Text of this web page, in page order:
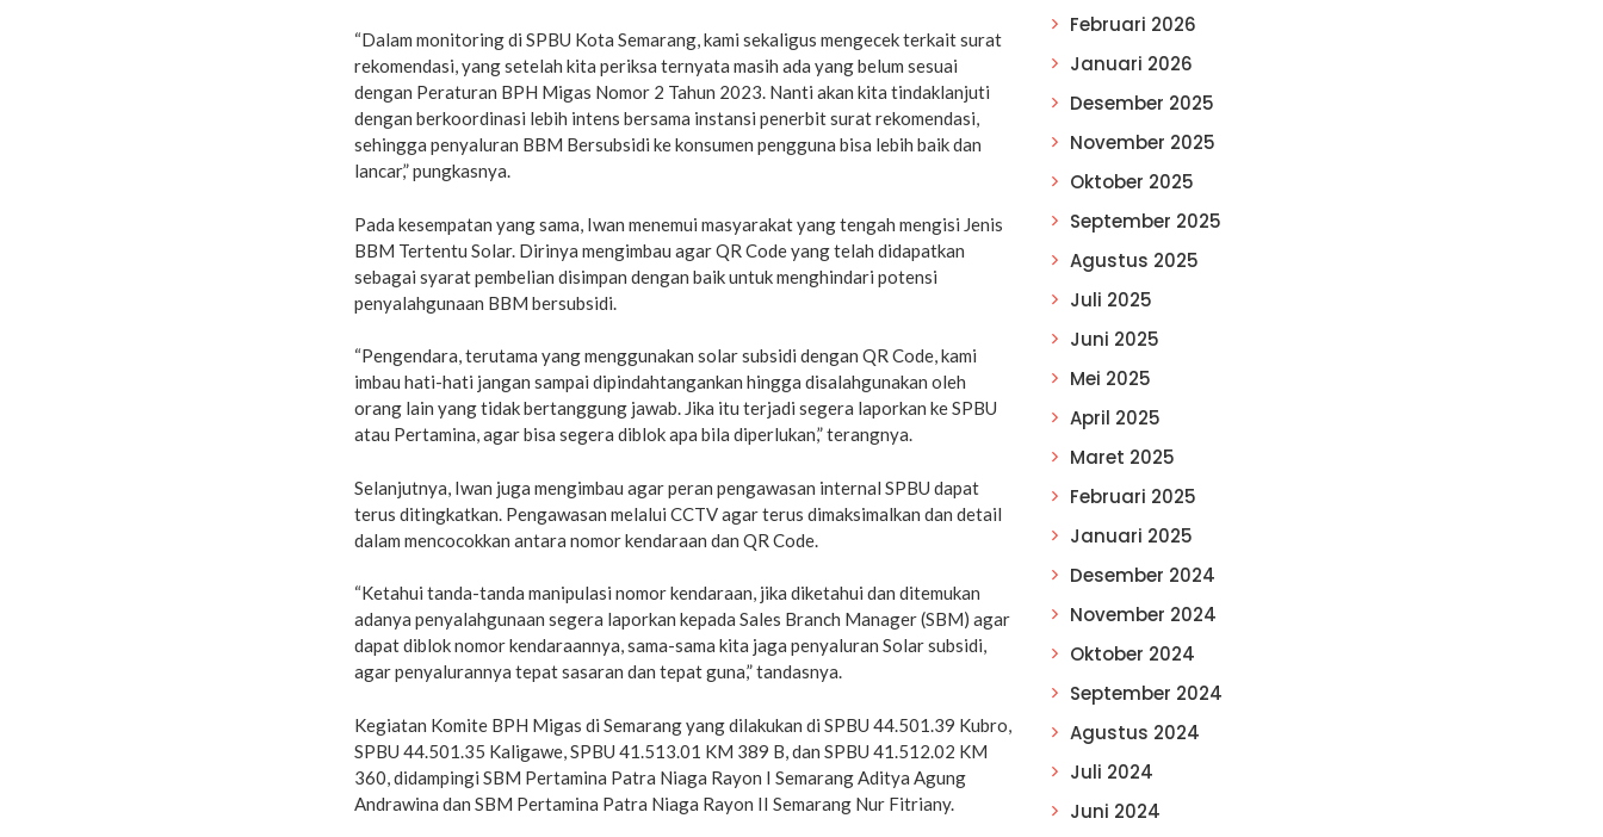
“Dalam monitoring di SPBU Kota Semarang, kami sekaligus mengecek terkait surat
rekomendasi, yang setelah kita periksa ternyata masih ada yang belum sesuai
dengan Peraturan BPH Migas Nomor 2 Tahun 2023. Nanti akan kita tindaklanjuti
dengan berkoordinasi lebih intens bersama instansi penerbit surat rekomendasi,
sehingga penyaluran BBM Bersubsidi ke konsumen pengguna bisa lebih baik dan
lancar,” pungkasnya.
Pada kesempatan yang sama, Iwan menemui masyarakat yang tengah mengisi Jenis
BBM Tertentu Solar. Dirinya mengimbau agar QR Code yang telah didapatkan
sebagai syarat pembelian disimpan dengan baik untuk menghindari potensi
penyalahgunaan BBM bersubsidi.
“Pengendara, terutama yang menggunakan solar subsidi dengan QR Code, kami
imbau hati-hati jangan sampai dipindahtangankan hingga disalahgunakan oleh
orang lain yang tidak bertanggung jawab. Jika itu terjadi segera laporkan ke SPBU
atau Pertamina, agar bisa segera diblok apa bila diperlukan,” terangnya.
Selanjutnya, Iwan juga mengimbau agar peran pengawasan internal SPBU dapat
terus ditingkatkan. Pengawasan melalui CCTV agar terus dimaksimalkan dan detail
dalam mencocokkan antara nomor kendaraan dan QR Code.
“Ketahui tanda-tanda manipulasi nomor kendaraan, jika diketahui dan ditemukan
adanya penyalahgunaan segera laporkan kepada Sales Branch Manager (SBM) agar
dapat diblok nomor kendaraannya, sama-sama kita jaga penyaluran Solar subsidi,
agar penyalurannya tepat sasaran dan tepat guna,” tandasnya.
Kegiatan Komite BPH Migas di Semarang yang dilakukan di SPBU 44.501.39 Kubro,
SPBU 44.501.35 Kaligawe, SPBU 41.513.01 KM 389 B, dan SPBU 41.512.02 KM
360, didampingi SBM Pertamina Patra Niaga Rayon I Semarang Aditya Agung
Andrawina dan SBM Pertamina Patra Niaga Rayon II Semarang Nur Fitriany.
Februari 2026
Januari 2026
Desember 2025
November 2025
Oktober 2025
September 2025
Agustus 2025
Juli 2025
Juni 2025
Mei 2025
April 2025
Maret 2025
Februari 2025
Januari 2025
Desember 2024
November 2024
Oktober 2024
September 2024
Agustus 2024
Juli 2024
Juni 2024